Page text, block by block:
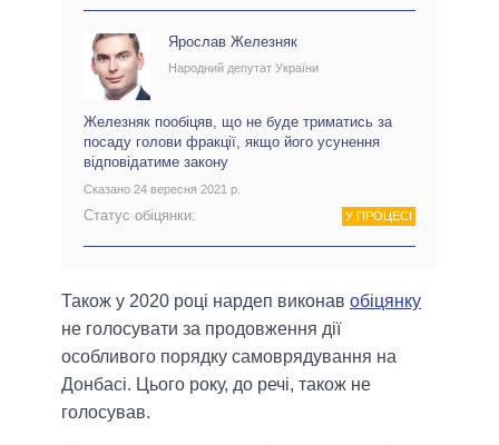
Ярослав Железняк
Народний депутат України
Железняк пообіцяв, що не буде триматись за
посаду голови фракції, якщо його усунення
відповідатиме закону
Сказано 24 вересня 2021 р.
Статус обіцянки: У ПРОЦЕСІ
Також у 2020 році нардеп виконав обіцянку
не голосувати за продовження дії
особливого порядку самоврядування на
Донбасі. Цього року, до речі, також не
голосував.